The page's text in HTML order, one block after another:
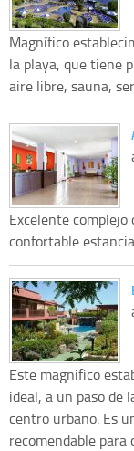
Magnífico
la playa, que tiene
aire libre, sauna,
Excelente
confortable
Este magnifico
ideal, a un paso de
centro urbano. Es
recomendable para